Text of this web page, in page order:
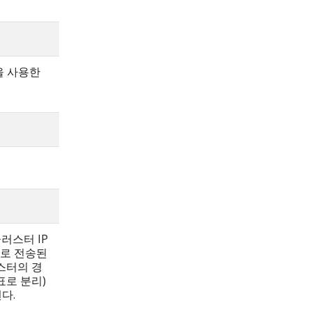
사용한
스터 IP
전송된
터의 경
로 분리)
.